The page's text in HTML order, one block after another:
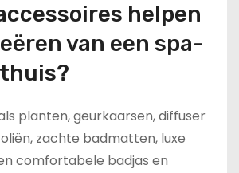
helpen
van een spa-
planten, geurkaarsen, diffuser
zachte badmatten, luxe
comfortabele badjas en